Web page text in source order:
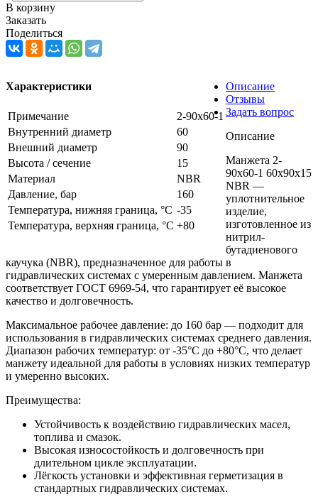
В корзину
Заказать
Поделиться
Характеристики
Примечание
2-90х60-1
Внутренний диаметр
60
Внешний диаметр
90
Высота / сечение
15
Материал
NBR
Давление, бар
160
Температура, нижняя граница, °C -35
Температура, верхняя граница, °C +80
Описание
Отзывы
Задать вопрос
Описание
Манжета 2-
90х60-1 60x90x15
NBR —
уплотнительное
изделие,
изготовленное из
нитрил-
бутадиенового
каучука (NBR), предназначенное для работы в
гидравлических системах с умеренным давлением. Манжета
соответствует ГОСТ 6969-54, что гарантирует её высокое
качество и долговечность.
Максимальное рабочее давление: до 160 бар — подходит для
использования в гидравлических системах среднего давления.
Диапазон рабочих температур: от -35°C до +80°C, что делает
манжету идеальной для работы в условиях низких температур
и умеренно высоких.
Преимущества:
Устойчивость к воздействию гидравлических масел,
топлива и смазок.
Высокая износостойкость и долговечность при
длительном цикле эксплуатации.
Лёгкость установки и эффективная герметизация в
стандартных гидравлических системах.